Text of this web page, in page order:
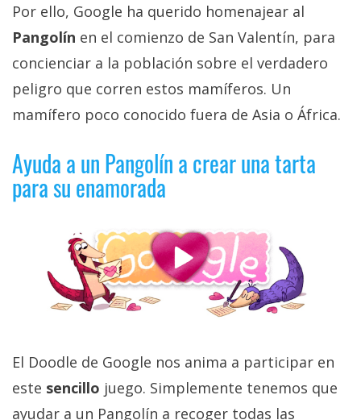
Publicidad
/
Cambiar
opciones
de
privacidad
Aviso
Legal
comunicación
digital donde
encontrarás
todas las
noticias sobre
tecnología,
apps,
informática,
videojuegos,
Por ello, Google ha querido homenajear al
Pangolín en el comienzo de San Valentín, para
concienciar a la población sobre el verdadero
peligro que corren estos mamíferos. Un
mamífero poco conocido fuera de Asia o África.
Ayuda a un Pangolín a crear una tarta
para su enamorada
El Doodle de Google nos anima a participar en
este sencillo juego. Simplemente tenemos que
ayudar a un Pangolín a recoger todas las